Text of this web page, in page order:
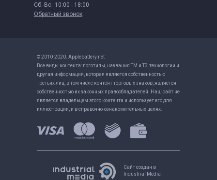
Сб.-Вс. 10:00 - 18:00
Обратный звонок
© 2010-2020. Applebattery.net
Все виды контента: логотипы, названия ТМ и ТЗ, технологии и
другая информация, которая является собственностью
третьих лиц, в том числе контент торговых знаков, является
собственностью их законных правообладателей. Наш сайт не
является владельцем этого контента и использует его для
иллюстрации, и в справочно-ознакомительных целях.
Сайт создан в
Industrial Media